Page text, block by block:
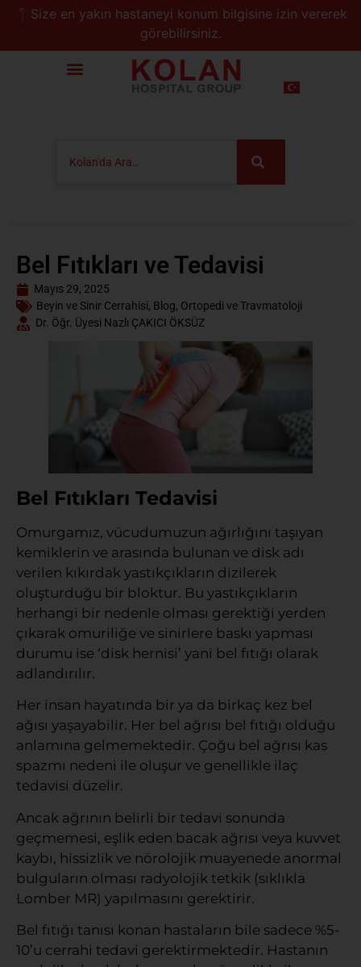
📍Size en yakın hastaneyi konum bilgisine izin vererek
görebilirsiniz.
Bel Fıtıkları ve Tedavisi
Mayıs 29, 2025
Beyin ve Sinir Cerrahisi, Blog, Ortopedi ve Travmatoloji
Dr. Öğr. Üyesi Nazlı ÇAKICI ÖKSÜZ
Bel Fıtıkları Tedavisi
Omurgamız, vücudumuzun ağırlığını taşıyan
kemiklerin ve arasında bulunan ve disk adı
verilen kıkırdak yastıkçıkların dizilerek
oluşturduğu bir bloktur. Bu yastıkçıkların
herhangi bir nedenle olması gerektiği yerden
çıkarak omuriliğe ve sinirlere baskı yapması
durumu ise ‘disk hernisi’ yani bel fıtığı olarak
adlandırılır.
Her insan hayatında bir ya da birkaç kez bel
ağısı yaşayabilir. Her bel ağrısı bel fıtığı olduğu
anlamına gelmemektedir. Çoğu bel ağrısı kas
spazmı nedeni ile oluşur ve genellikle ilaç
tedavisi düzelir.
Ancak ağrının belirli bir tedavi sonunda
geçmemesi, eşlik eden bacak ağrısı veya kuvvet
kaybı, hissizlik ve nörolojik muayenede anormal
bulguların olması radyolojik tetkik (sıklıkla
Lomber MR) yapılmasını gerektirir.
Bel fıtığı tanısı konan hastaların bile sadece %5-
10’u cerrahi tedavi gerektirmektedir. Hastanın